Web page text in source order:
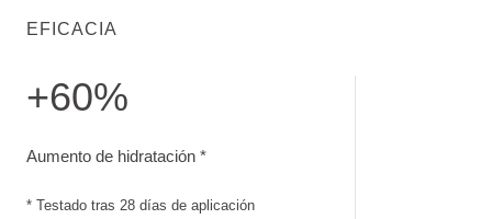
EFICACIA
+60%
Aumento de hidratación *
* Testado tras 28 días de aplicación